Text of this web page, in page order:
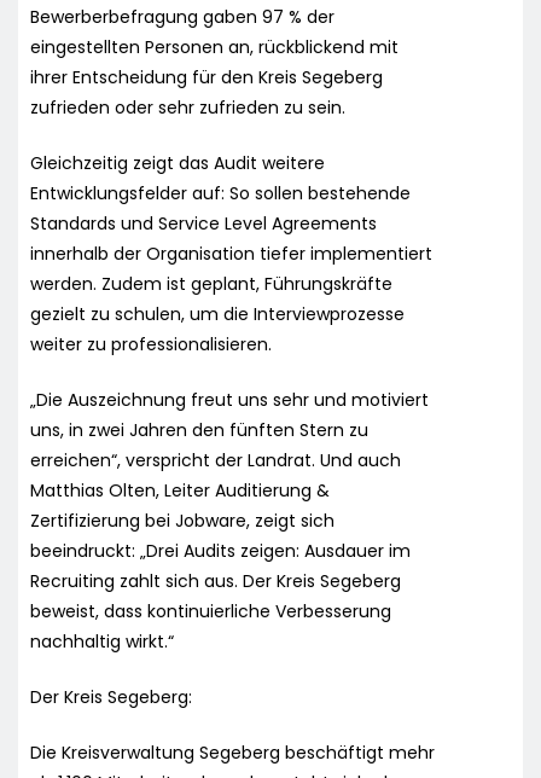
Bewerberbefragung gaben 97 % der
eingestellten Personen an, rückblickend mit
ihrer Entscheidung für den Kreis Segeberg
zufrieden oder sehr zufrieden zu sein.
Gleichzeitig zeigt das Audit weitere
Entwicklungsfelder auf: So sollen bestehende
Standards und Service Level Agreements
innerhalb der Organisation tiefer implementiert
werden. Zudem ist geplant, Führungskräfte
gezielt zu schulen, um die Interviewprozesse
weiter zu professionalisieren.
„Die Auszeichnung freut uns sehr und motiviert
uns, in zwei Jahren den fünften Stern zu
erreichen“, verspricht der Landrat. Und auch
Matthias Olten, Leiter Auditierung &
Zertifizierung bei Jobware, zeigt sich
beeindruckt: „Drei Audits zeigen: Ausdauer im
Recruiting zahlt sich aus. Der Kreis Segeberg
beweist, dass kontinuierliche Verbesserung
nachhaltig wirkt.“
Der Kreis Segeberg:
Die Kreisverwaltung Segeberg beschäftigt mehr